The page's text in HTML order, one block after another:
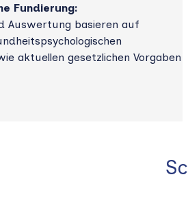
Fundierung:
Auswertung basieren auf
aktuellen gesetzlichen Vorgaben